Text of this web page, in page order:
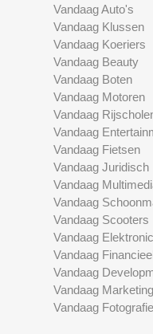
Vandaag Auto's
Vandaag Klussen
Vandaag Koeriers
Vandaag Beauty
Vandaag Boten
Vandaag Motoren
Vandaag
Vandaag
Vandaag Fietsen
Vandaag Juridisch
Vandaag
Vandaag
Vandaag Scooters
Vandaag
Vandaag Financieel
Vandaag
Vandaag Marketing
Vandaag Fotografie